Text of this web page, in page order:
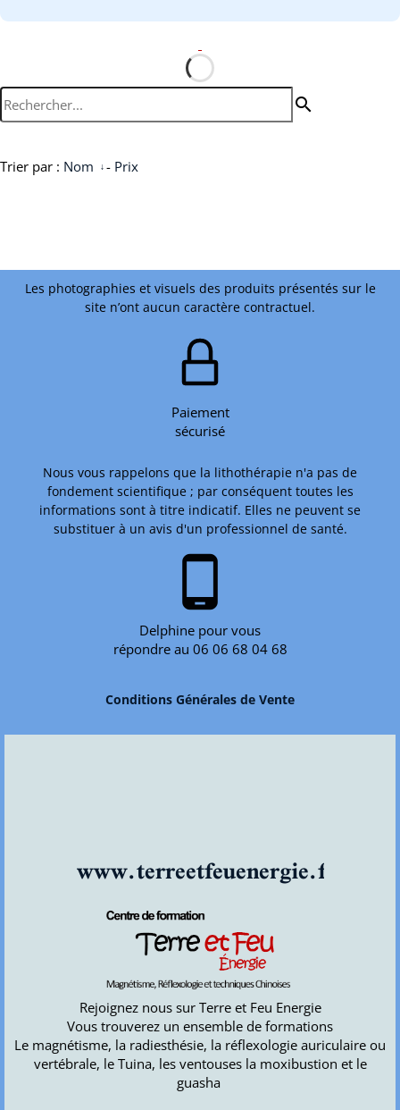
search
Trier par : Nom - Prix
Les photographies et visuels des produits présentés sur le
site n’ont aucun caractère contractuel.
Paiement
sécurisé
Nous vous rappelons que la lithothérapie n'a pas de
fondement scientifique ; par conséquent toutes les
informations sont à titre indicatif. Elles ne peuvent se
substituer à un avis d'un professionnel de santé.
phone_android
Delphine pour vous
répondre au 06 06 68 04 68
Conditions Générales de Vente
www.terreetfeuenergie.fr
Rejoignez nous sur Terre et Feu Energie
Vous trouverez un ensemble de formations
Le magnétisme, la radiesthésie, la réflexologie auriculaire ou
vertébrale, le Tuina, les ventouses la moxibustion et le
guasha